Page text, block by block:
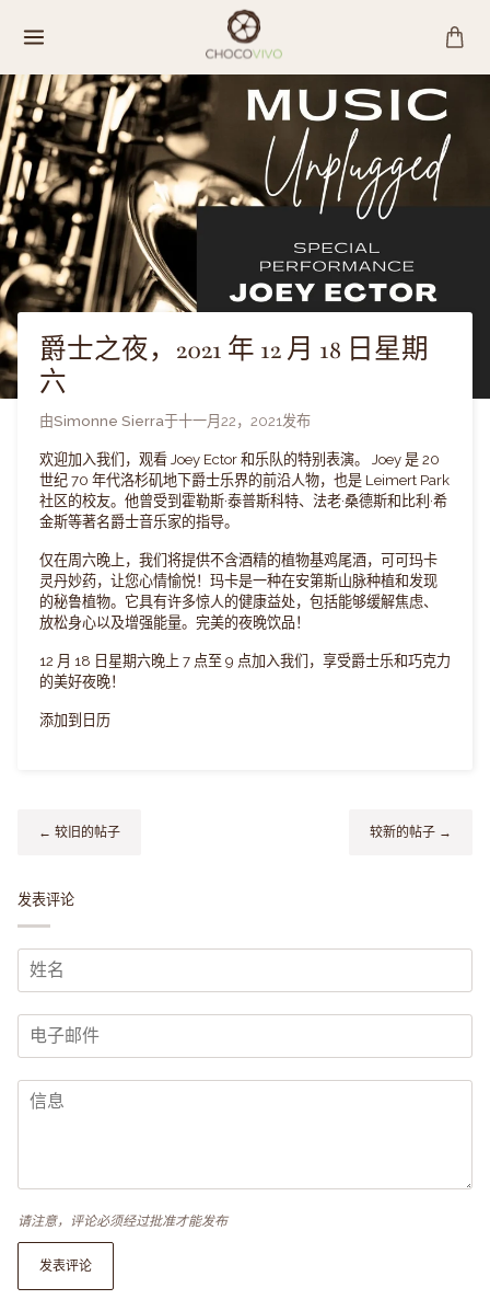
容
爵士之夜，2021 年 12 月 18 日星期
六
由Simonne Sierra于十一月22，2021发布
欢迎加入我们，观看 Joey Ector 和乐队的特别表演。 Joey 是 20
世纪 70 年代洛杉矶地下爵士乐界的前沿人物，也是 Leimert Park
社区的校友。他曾受到霍勒斯·泰普斯科特、法老·桑德斯和比利·希
金斯等著名爵士音乐家的指导。
仅在周六晚上，我们将提供不含酒精的植物基鸡尾酒，可可玛卡
灵丹妙药，让您心情愉悦！玛卡是一种在安第斯山脉种植和发现
的秘鲁植物。它具有许多惊人的健康益处，包括能够缓解焦虑、
放松身心以及增强能量。完美的夜晚饮品！
12 月 18 日星期六晚上 7 点至 9 点加入我们，享受爵士乐和巧克力
的美好夜晚！
添加到日历
← 较旧的帖子 较新的帖子 →
发表评论
请注意，评论必须经过批准才能发布
发表评论